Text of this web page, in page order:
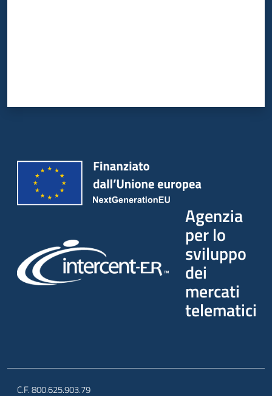
Agenzia
per lo
sviluppo
dei
mercati
telematici
C.F. 800.625.903.79